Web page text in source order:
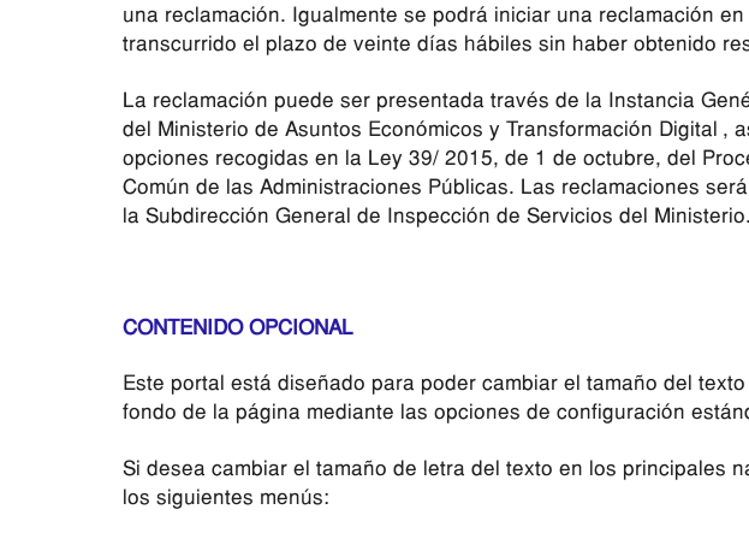
una reclamación. Igualmente se podrá iniciar una reclamación
transcurrido el plazo de veinte días hábiles sin haber obtenido
La reclamación puede ser presentada través de la Instancia
del Ministerio de Asuntos Económicos y Transformación Digital ,
opciones recogidas en la Ley 39/ 2015, de 1 de octubre, del
Común de las Administraciones Públicas. Las reclamaciones
la Subdirección General de Inspección de Servicios del Ministerio.
CONTENIDO OPCIONAL
Este portal está diseñado para poder cambiar el tamaño del
fondo de la página mediante las opciones de configuración
Si desea cambiar el tamaño de letra del texto en los principales
los siguientes menús: